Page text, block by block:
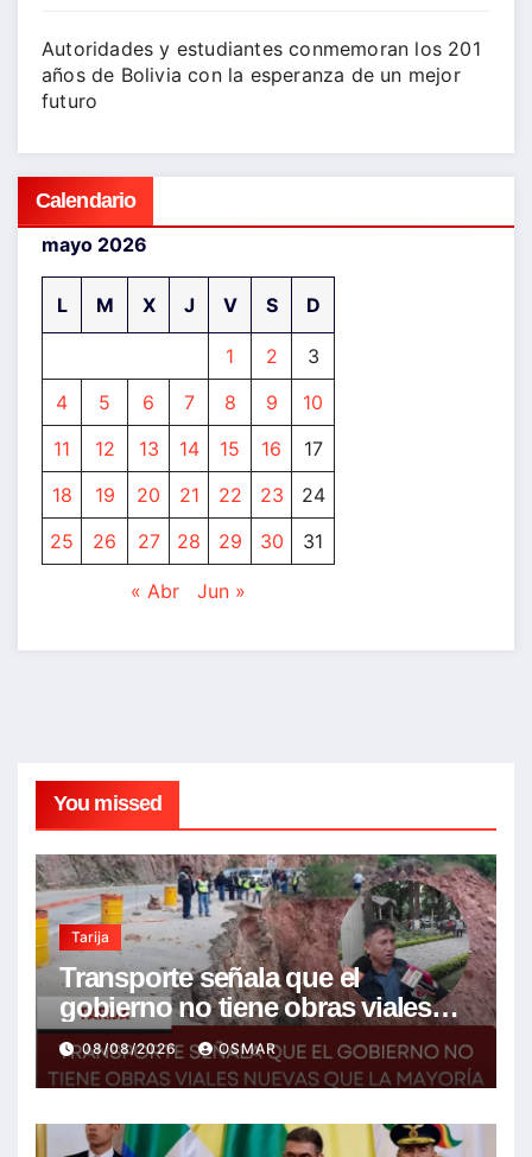
Autoridades y estudiantes conmemoran los 201
años de Bolivia con la esperanza de un mejor
futuro
Calendario
mayo 2026
L M X J V S D
1 2
3
4
5 6 7 8 9
10
11
12 13 14 15 16
17
18
19 20 21 22 23
24
25
26 27 28 29 30 31
« Abr Jun »
You missed
Tarija
Transporte señala que el
gobierno no tiene obras viales
nuevas que la mayoría son de la
anterior gestión
08/08/2026 OSMAR